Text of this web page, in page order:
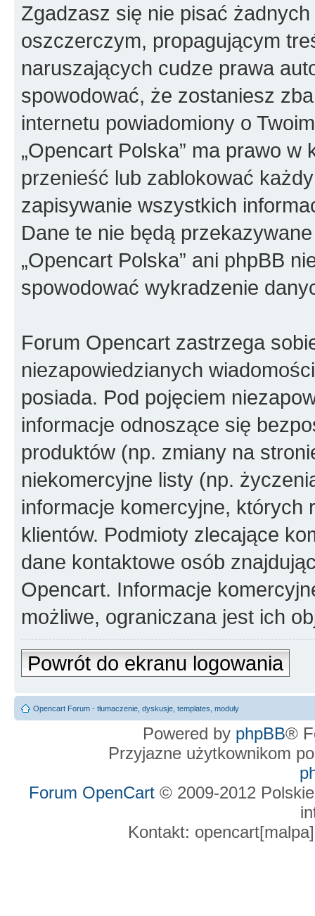
Zgadzasz się nie pisać
oszczerczym, propagującym
naruszających cudze prawa
spowodować, że zostaniesz
internetu powiadomiony o
„Opencart Polska” ma prawo
przenieść lub zablokować
zapisywanie wszystkich
Dane te nie będą
„Opencart Polska” ani phpBB
spowodować wykradzenie
Forum Opencart zastrzega
niezapowiedzianych
posiada. Pod pojęciem
informacje odnoszące się
produktów (np. zmiany na
niekomercyjne listy (np.
informacje komercyjne, których
klientów. Podmioty zlecające
dane kontaktowe osób
Opencart. Informacje
możliwe, ograniczana jest ich
Powrót do ekranu logowania
Opencart Forum - tłumaczenie, dyskusje, templates, moduły
Powered by phpBB®
Przyjazne użytkownikom
Forum OpenCart © 2009-2012
Kontakt: